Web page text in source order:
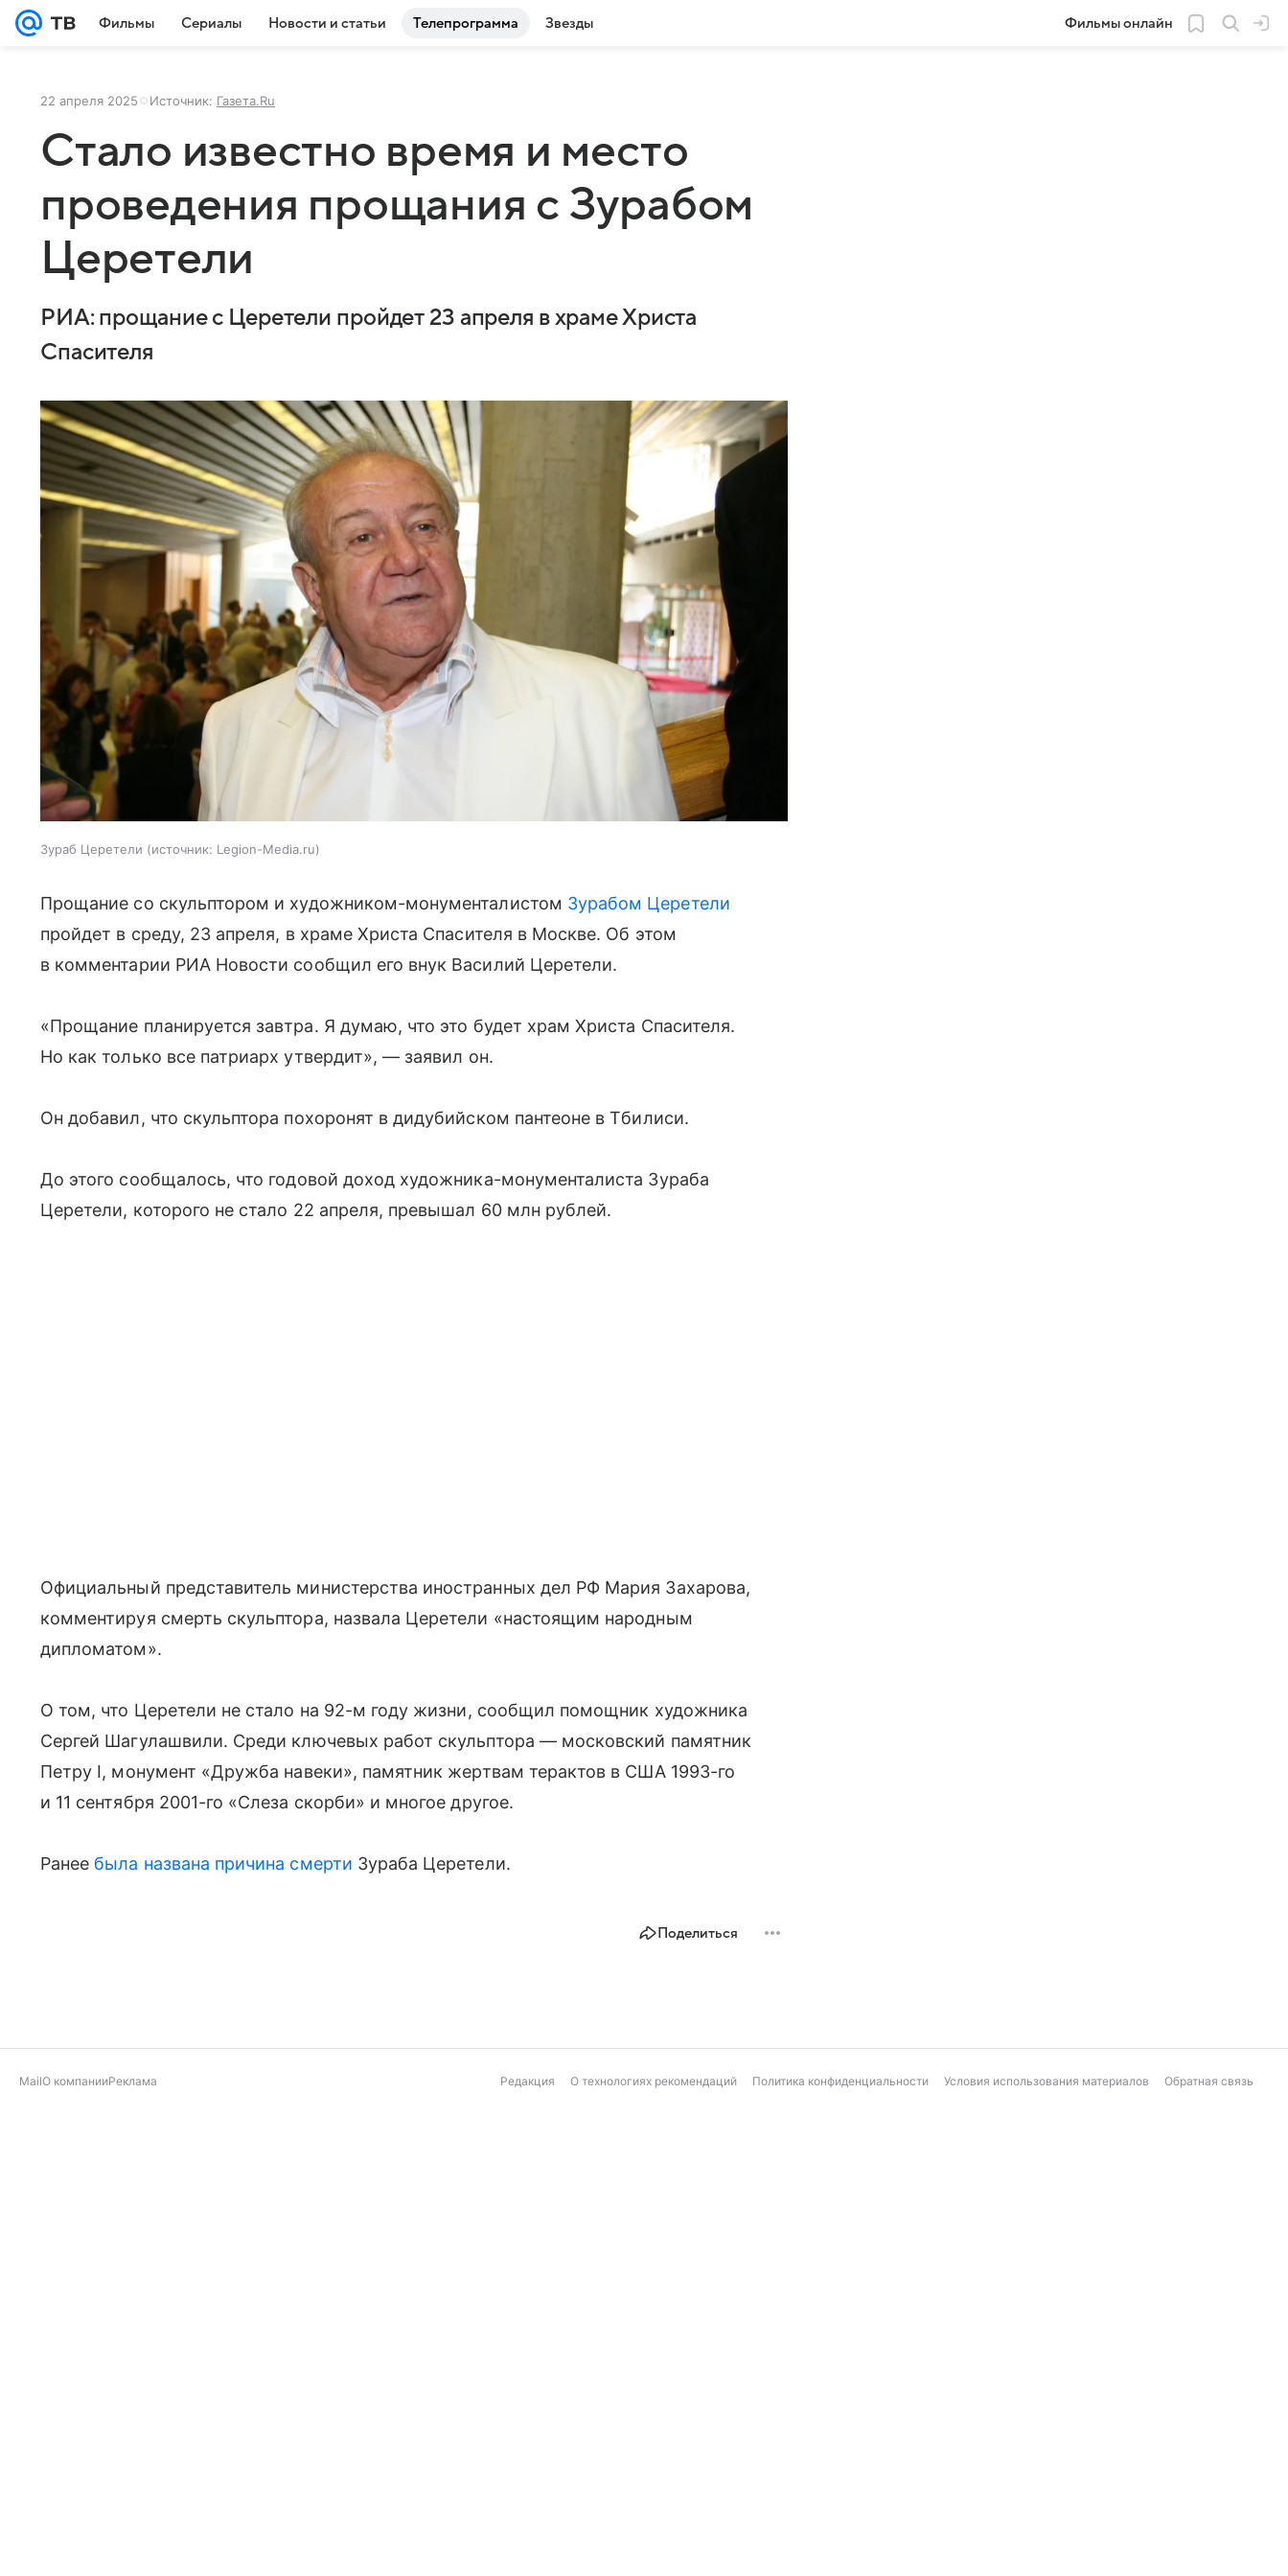
Фильмы Сериалы Новости и статьи Телепрограмма Звезды Фильмы онлайн
22 апреля 2025 Источник: Газета.Ru
Стало известно время и место
проведения прощания с Зурабом
Церетели
РИА: прощание с Церетели пройдет 23 апреля в храме Христа
Спасителя
Зураб Церетели источник: Legion-Media.ru
Прощание со скульптором и художником-монументалистом Зурабом Церетели
пройдет в среду, 23 апреля, в храме Христа Спасителя в Москве. Об этом
в комментарии РИА Новости сообщил его внук Василий Церетели.
«Прощание планируется завтра. Я думаю, что это будет храм Христа Спасителя.
Но как только все патриарх утвердит», — заявил он.
Он добавил, что скульптора похоронят в дидубийском пантеоне в Тбилиси.
До этого сообщалось, что годовой доход художника-монументалиста Зураба
Церетели, которого не стало 22 апреля, превышал 60 млн рублей.
Официальный представитель министерства иностранных дел РФ Мария Захарова,
комментируя смерть скульптора, назвала Церетели «настоящим народным
дипломатом».
О том, что Церетели не стало на 92-м году жизни, сообщил помощник художника
Сергей Шагулашвили. Среди ключевых работ скульптора — московский памятник
Петру I, монумент «Дружба навеки», памятник жертвам терактов в США 1993-го
и 11 сентября 2001-го «Слеза скорби» и многое другое.
Ранее была названа причина смерти Зураба Церетели.
Поделиться
MailО компанииРеклама Редакция О технологиях рекомендаций Политика конфиденциальности Условия использования материалов Обратная связь